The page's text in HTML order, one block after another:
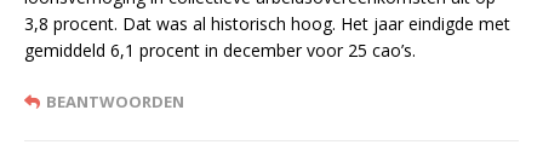
3,8 procent. Dat was al historisch hoog. Het jaar eindigde met
gemiddeld 6,1 procent in december voor 25 cao’s.
BEANTWOORDEN